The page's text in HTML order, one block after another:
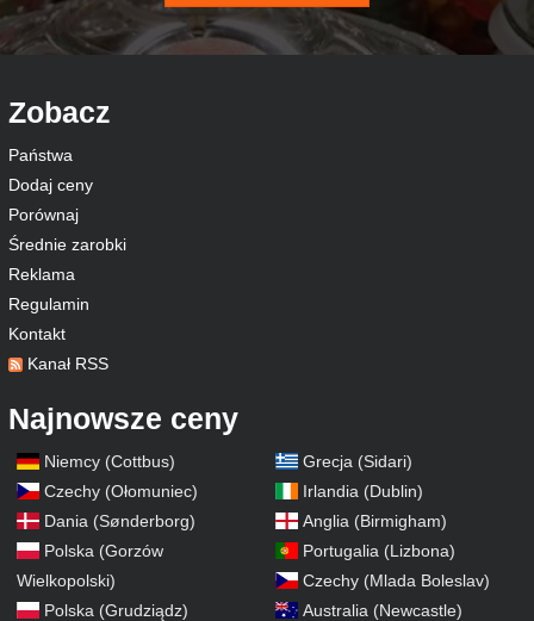
Zobacz
Państwa
Dodaj ceny
Porównaj
Średnie zarobki
Reklama
Regulamin
Kontakt
Kanał RSS
Najnowsze ceny
Niemcy (Cottbus)
Czechy (Ołomuniec)
Dania (Sønderborg)
Polska (Gorzów
Wielkopolski)
Polska (Grudziądz)
Grecja (Sidari)
Irlandia (Dublin)
Anglia (Birmigham)
Portugalia (Lizbona)
Czechy (Mlada Boleslav)
Australia (Newcastle)